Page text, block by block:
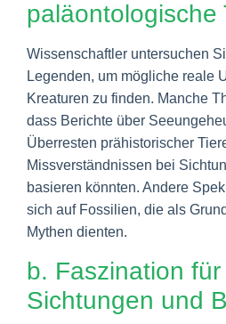
paläontologische
Wissenschaftler untersuchen
Legenden, um mögliche reale
Kreaturen zu finden. Manche
dass Berichte über
Überresten prähistorischer
Missverständnissen bei
basieren könnten. Andere
sich auf Fossilien, die als
Mythen dienten.
b. Faszination
Sichtungen und